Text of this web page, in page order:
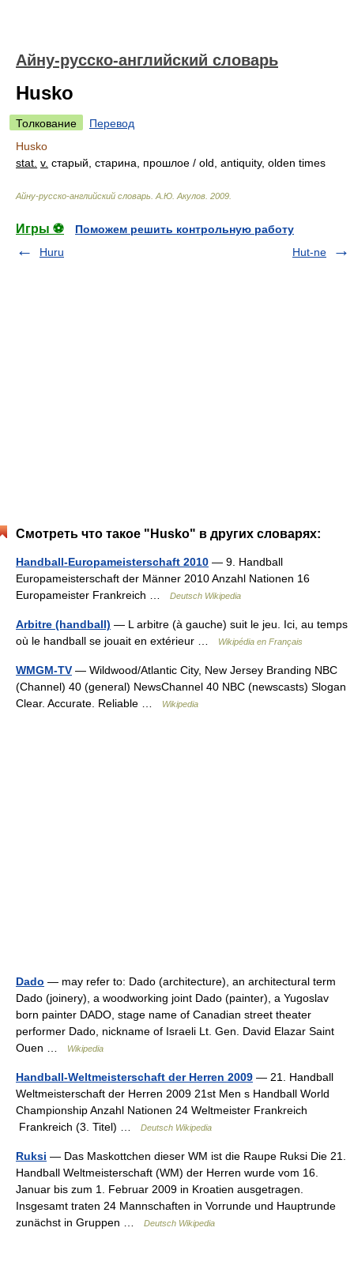
Айну-русско-английский словарь
Husko
Толкование
Перевод
Husko
stat. v. старый, старина, прошлое / old, antiquity, olden times
Айну-русско-английский словарь А.Ю. Акулов 2009
Игры ⚽
Поможем решить контрольную работу
Huru
Hut-ne
Смотреть что такое "Husko" в других словарях:
Handball-Europameisterschaft 2010 — 9. Handball
Europameisterschaft der Männer 2010 Anzahl Nationen 16
Europameister Frankreich …
Deutsch Wikipedia
Arbitre (handball) — L arbitre (à gauche) suit le jeu. Ici, au temps
où le handball se jouait en extérieur …
Wikipédia en Français
WMGM-TV — Wildwood/Atlantic City, New Jersey Branding NBC
(Channel) 40 (general) NewsChannel 40 NBC (newscasts) Slogan
Clear. Accurate. Reliable …
Wikipedia
Dado — may refer to: Dado (architecture), an architectural term
Dado (joinery), a woodworking joint Dado (painter), a Yugoslav
born painter DADO, stage name of Canadian street theater
performer Dado, nickname of Israeli Lt. Gen. David Elazar Saint
Ouen …
Wikipedia
Handball-Weltmeisterschaft der Herren 2009 — 21. Handball
Weltmeisterschaft der Herren 2009 21st Men s Handball World
Championship Anzahl Nationen 24 Weltmeister Frankreich
Frankreich (3. Titel) …
Deutsch Wikipedia
Ruksi — Das Maskottchen dieser WM ist die Raupe Ruksi Die 21.
Handball Weltmeisterschaft (WM) der Herren wurde vom 16.
Januar bis zum 1. Februar 2009 in Kroatien ausgetragen.
Insgesamt traten 24 Mannschaften in Vorrunde und Hauptrunde
zunächst in Gruppen …
Deutsch Wikipedia